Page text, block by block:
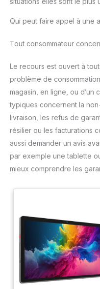
Qui peut faire appel à une
Tout consommateur
Le recours est ouvert à
problème de
magasin, en ligne, ou d’un
typiques concernent la
livraison, les refus de
résilier ou les facturations
aussi demander un avis
par exemple une tablette
mieux comprendre les